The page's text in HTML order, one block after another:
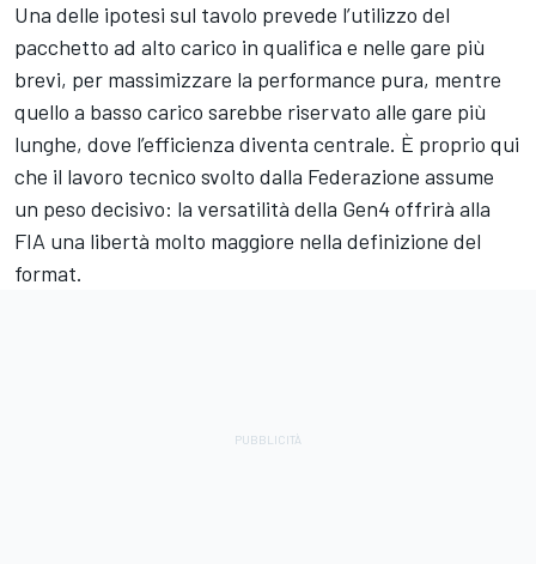
Una delle ipotesi sul tavolo prevede l’utilizzo del
pacchetto ad alto carico in qualifica e nelle gare più
brevi, per massimizzare la performance pura, mentre
quello a basso carico sarebbe riservato alle gare più
lunghe, dove l’efficienza diventa centrale. È proprio qui
che il lavoro tecnico svolto dalla Federazione assume
un peso decisivo: la versatilità della Gen4 offrirà alla
FIA una libertà molto maggiore nella definizione del
format.